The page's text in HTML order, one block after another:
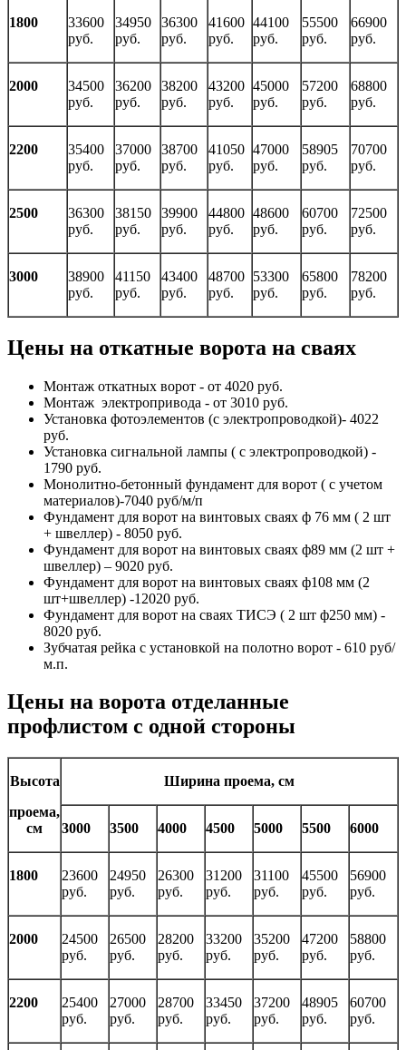
1800
33600
руб.
34950
руб.
36300
руб.
41600
руб.
44100
руб.
55500
руб.
66900
руб.
2000
34500
руб.
36200
руб.
38200
руб.
43200
руб.
45000
руб.
57200
руб.
68800
руб.
2200
35400
руб.
37000
руб.
38700
руб.
41050
руб.
47000
руб.
58905
руб.
70700
руб.
2500
36300
руб.
38150
руб.
39900
руб.
44800
руб.
48600
руб.
60700
руб.
72500
руб.
3000
38900
руб.
41150
руб.
43400
руб.
48700
руб.
53300
руб.
65800
руб.
78200
руб.
Цены на откатные ворота на сваях
Монтаж откатных ворот - от 4020 руб.
Монтаж электропривода - от 3010 руб.
Установка фотоэлементов (с электропроводкой)- 4022
руб.
Установка сигнальной лампы ( с электропроводкой) -
1790 руб.
Монолитно-бетонный фундамент для ворот ( с учетом
материалов)-7040 руб/м/п
Фундамент для ворот на винтовых сваях ф 76 мм ( 2 шт
+ швеллер) - 8050 руб.
Фундамент для ворот на винтовых сваях ф89 мм (2 шт +
швеллер) – 9020 руб.
Фундамент для ворот на винтовых сваях ф108 мм (2
шт+швеллер) -12020 руб.
Фундамент для ворот на сваях ТИСЭ ( 2 шт ф250 мм) -
8020 руб.
Зубчатая рейка с установкой на полотно ворот - 610 руб/
м.п.
Цены на ворота отделанные
профлистом с одной стороны
Высота
проема,
см
Ширина проема, см
3000 3500 4000 4500 5000 5500 6000
1800
23600
руб.
24950
руб.
26300
руб.
31200
руб.
31100
руб.
45500
руб.
56900
руб.
2000
24500
руб.
26500
руб.
28200
руб.
33200
руб.
35200
руб.
47200
руб.
58800
руб.
2200
25400
руб.
27000
руб.
28700
руб.
33450
руб.
37200
руб.
48905
руб.
60700
руб.